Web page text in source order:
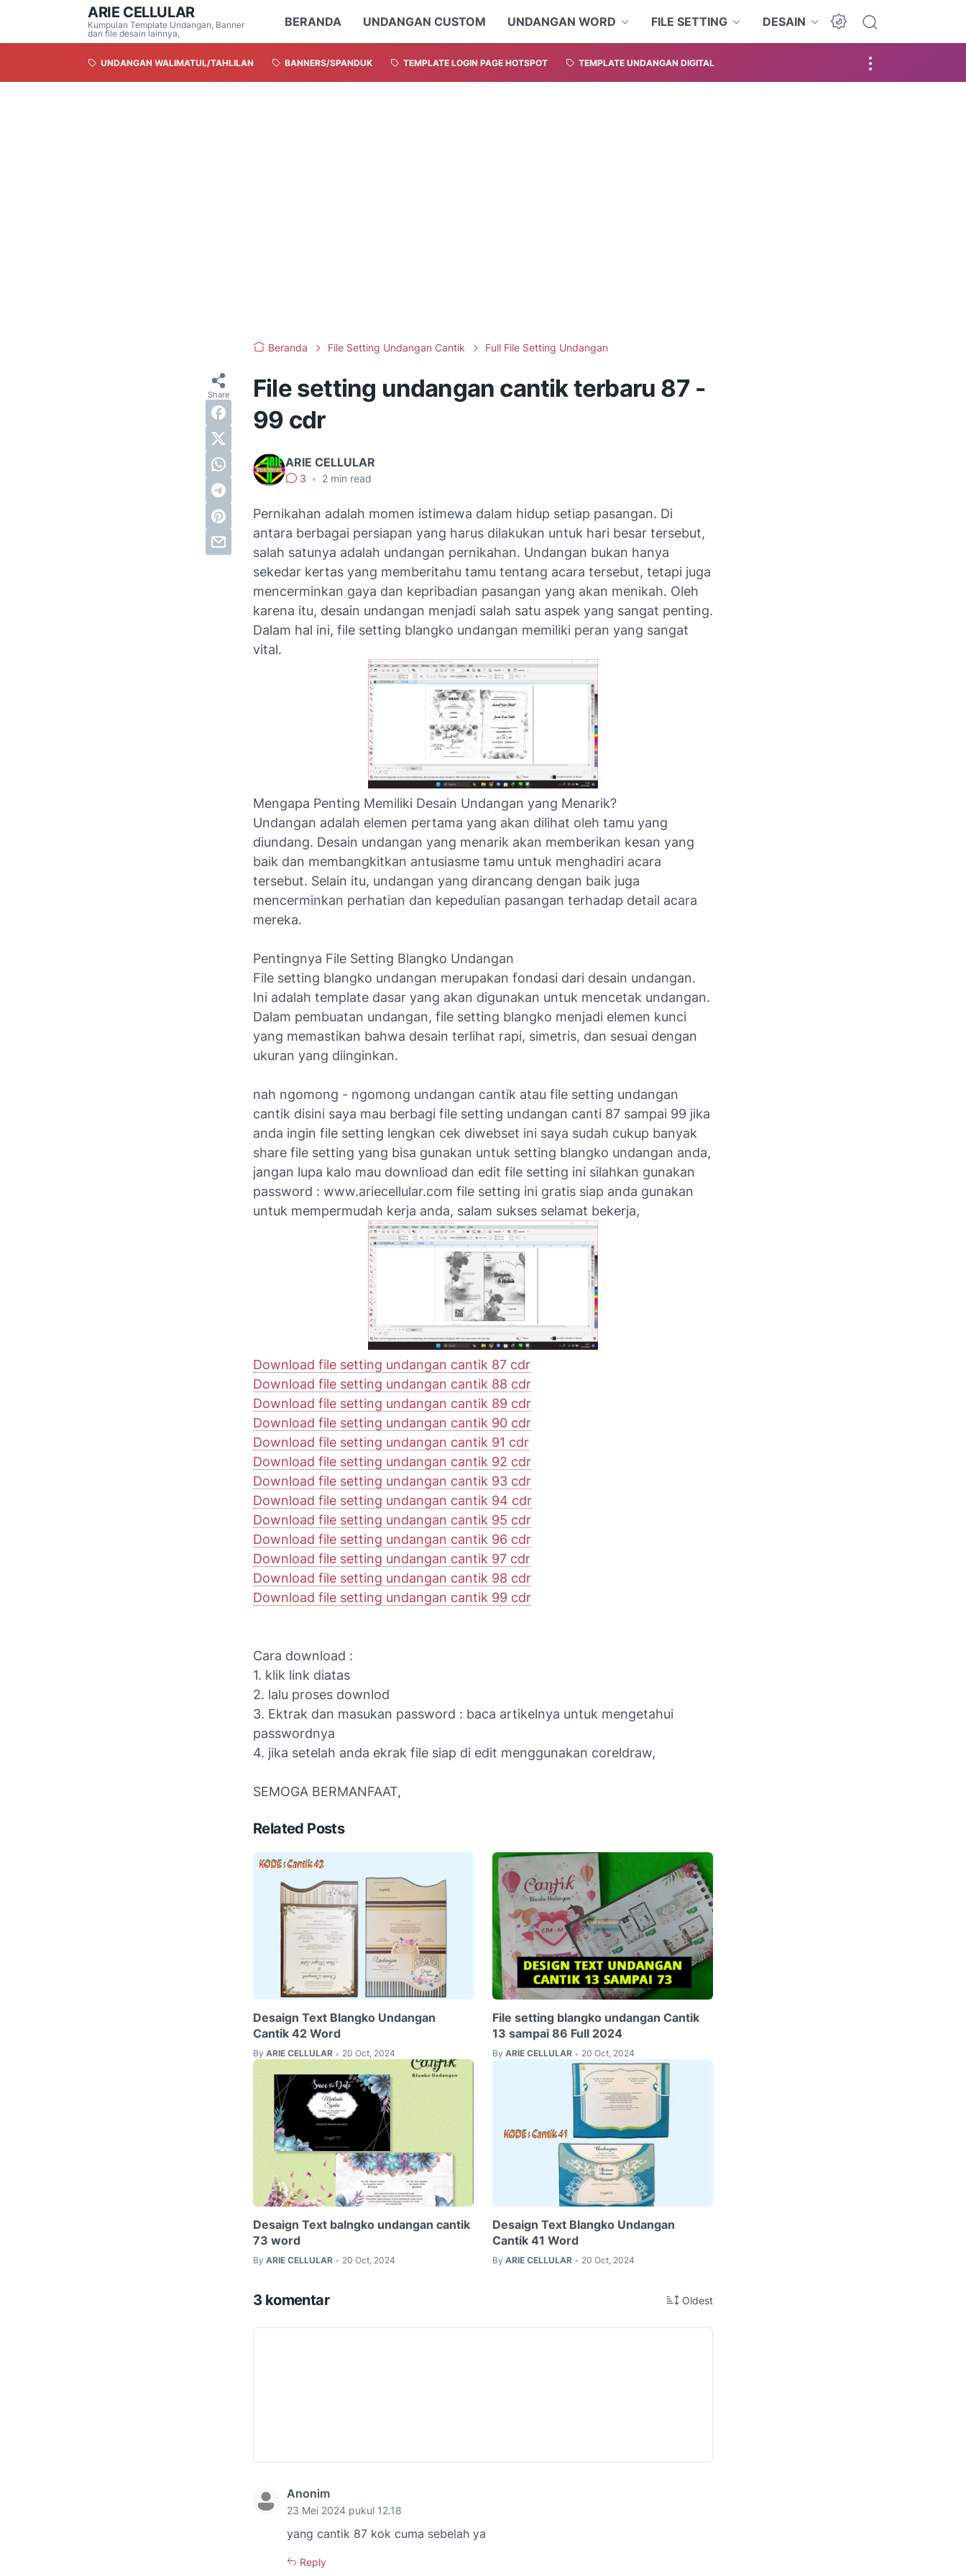
ARIE CELLULAR
Kumpulan Template Undangan, Banner
dan file desain lainnya,
BERANDA UNDANGAN CUSTOM UNDANGAN WORD FILE SETTING DESAIN
UNDANGAN WALIMATUL/TAHLILAN BANNERS/SPANDUK TEMPLATE LOGIN PAGE HOTSPOT TEMPLATE UNDANGAN DIGITAL
Beranda File Setting Undangan Cantik Full File Setting Undangan
File setting undangan cantik terbaru 87 -
99 cdr
ARIE CELLULAR
3 • 2 min read
Pernikahan adalah momen istimewa dalam hidup setiap pasangan. Di
antara berbagai persiapan yang harus dilakukan untuk hari besar tersebut,
salah satunya adalah undangan pernikahan. Undangan bukan hanya
sekedar kertas yang memberitahu tamu tentang acara tersebut, tetapi juga
mencerminkan gaya dan kepribadian pasangan yang akan menikah. Oleh
karena itu, desain undangan menjadi salah satu aspek yang sangat penting.
Dalam hal ini, file setting blangko undangan memiliki peran yang sangat
vital.
Mengapa Penting Memiliki Desain Undangan yang Menarik?
Undangan adalah elemen pertama yang akan dilihat oleh tamu yang
diundang. Desain undangan yang menarik akan memberikan kesan yang
baik dan membangkitkan antusiasme tamu untuk menghadiri acara
tersebut. Selain itu, undangan yang dirancang dengan baik juga
mencerminkan perhatian dan kepedulian pasangan terhadap detail acara
mereka.
Pentingnya File Setting Blangko Undangan
File setting blangko undangan merupakan fondasi dari desain undangan.
Ini adalah template dasar yang akan digunakan untuk mencetak undangan.
Dalam pembuatan undangan, file setting blangko menjadi elemen kunci
yang memastikan bahwa desain terlihat rapi, simetris, dan sesuai dengan
ukuran yang diinginkan.
nah ngomong - ngomong undangan cantik atau file setting undangan
cantik disini saya mau berbagi file setting undangan canti 87 sampai 99 jika
anda ingin file setting lengkan cek diwebset ini saya sudah cukup banyak
share file setting yang bisa gunakan untuk setting blangko undangan anda,
jangan lupa kalo mau downlioad dan edit file setting ini silahkan gunakan
password : www.ariecellular.com file setting ini gratis siap anda gunakan
untuk mempermudah kerja anda, salam sukses selamat bekerja,
Download file setting undangan cantik 87 cdr
Download file setting undangan cantik 88 cdr
Download file setting undangan cantik 89 cdr
Download file setting undangan cantik 90 cdr
Download file setting undangan cantik 91 cdr
Download file setting undangan cantik 92 cdr
Download file setting undangan cantik 93 cdr
Download file setting undangan cantik 94 cdr
Download file setting undangan cantik 95 cdr
Download file setting undangan cantik 96 cdr
Download file setting undangan cantik 97 cdr
Download file setting undangan cantik 98 cdr
Download file setting undangan cantik 99 cdr
Cara download :
1. klik link diatas
2. lalu proses downlod
3. Ektrak dan masukan password : baca artikelnya untuk mengetahui
passwordnya
4. jika setelah anda ekrak file siap di edit menggunakan coreldraw,
SEMOGA BERMANFAAT,
Related Posts
Desaign Text Blangko Undangan
Cantik 42 Word
By ARIE CELLULAR • 20 Oct, 2024
File setting blangko undangan Cantik
13 sampai 86 Full 2024
By ARIE CELLULAR • 20 Oct, 2024
Desaign Text balngko undangan cantik
73 word
By ARIE CELLULAR • 20 Oct, 2024
Desaign Text Blangko Undangan
Cantik 41 Word
By ARIE CELLULAR • 20 Oct, 2024
3 komentar Oldest
Anonim
23 Mei 2024 pukul 12.18
yang cantik 87 kok cuma sebelah ya
Reply